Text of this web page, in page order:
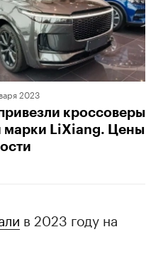
2023
кроссоверы
марки LiXiang. Цены
в 2023 году на